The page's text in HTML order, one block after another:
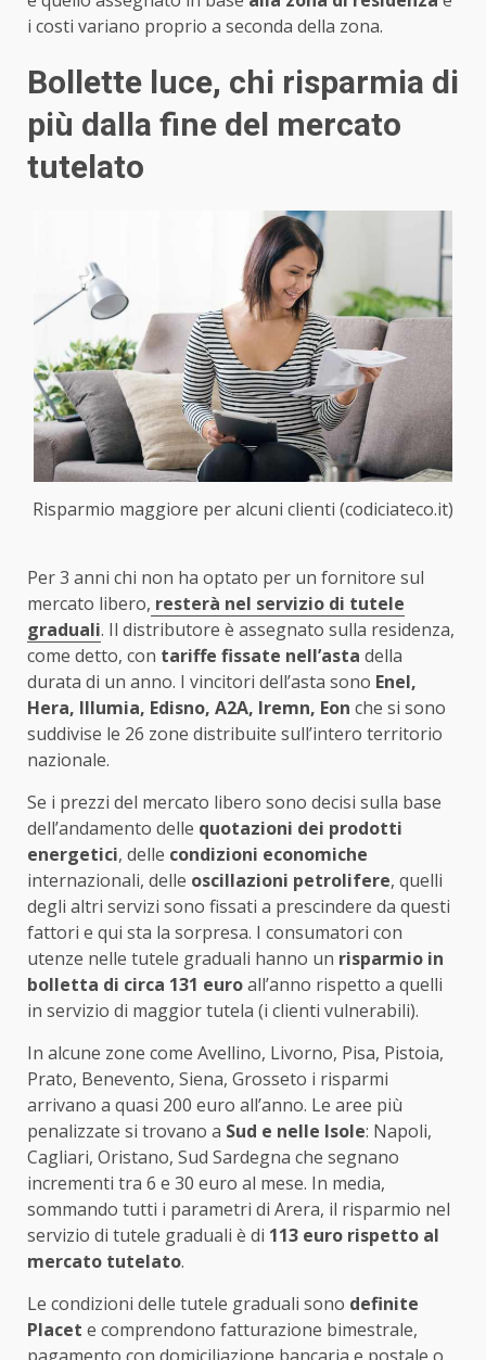
i costi variano proprio a seconda della zona.
Bollette luce, chi risparmia di
più dalla fine del mercato
tutelato
Risparmio maggiore per alcuni clienti (codiciateco.it)
Per 3 anni chi non ha optato per un fornitore sul
mercato libero, resterà nel servizio di tutele
graduali. Il distributore è assegnato sulla residenza,
come detto, con tariffe fissate nell’asta della
durata di un anno. I vincitori dell’asta sono Enel,
Hera, Illumia, Edisno, A2A, Iremn, Eon che si sono
suddivise le 26 zone distribuite sull’intero territorio
nazionale.
Se i prezzi del mercato libero sono decisi sulla base
dell’andamento delle quotazioni dei prodotti
energetici, delle condizioni economiche
internazionali, delle oscillazioni petrolifere, quelli
degli altri servizi sono fissati a prescindere da questi
fattori e qui sta la sorpresa. I consumatori con
utenze nelle tutele graduali hanno un risparmio in
bolletta di circa 131 euroall’anno rispetto a quelli
in servizio di maggior tutela (i clienti vulnerabili).
In alcune zone come Avellino, Livorno, Pisa, Pistoia,
Prato, Benevento, Siena, Grosseto i risparmi
arrivano a quasi 200 euro all’anno. Le aree più
penalizzate si trovano a Sud e nelle Isole: Napoli,
Cagliari, Oristano, Sud Sardegna che segnano
incrementi tra 6 e 30 euro al mese. In media,
sommando tutti i parametri di Arera, il risparmio nel
servizio di tutele graduali è di 113 euro rispetto al
mercato tutelato.
Le condizioni delle tutele graduali sono definite
Placet e comprendono fatturazione bimestrale,